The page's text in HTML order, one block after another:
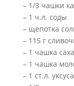
– 1/3 чашки
– 1 ч.л. соды
– щепотка
– 115 г
– 1 чашка
– 1 чашка
– 1 ст.л. уксуса